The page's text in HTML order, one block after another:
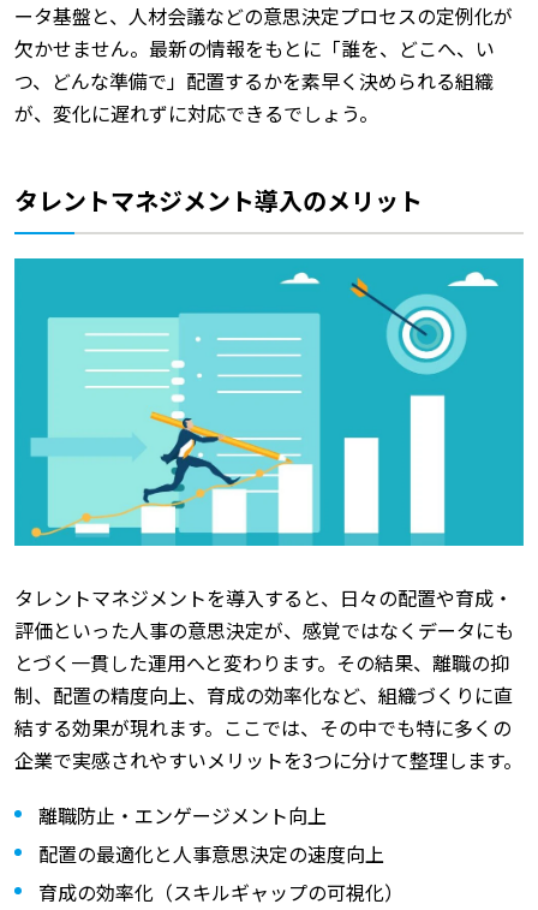
ータ基盤と、人材会議などの意思決定プロセスの定例化が
欠かせません。最新の情報をもとに「誰を、どこへ、い
つ、どんな準備で」配置するかを素早く決められる組織
が、変化に遅れずに対応できるでしょう。
タレントマネジメント導入のメリット
タレントマネジメントを導入すると、日々の配置や育成・
評価といった人事の意思決定が、感覚ではなくデータにも
とづく一貫した運用へと変わります。その結果、離職の抑
制、配置の精度向上、育成の効率化など、組織づくりに直
結する効果が現れます。ここでは、その中でも特に多くの
企業で実感されやすいメリットを3つに分けて整理します。
離職防止・エンゲージメント向上
配置の最適化と人事意思決定の速度向上
育成の効率化（スキルギャップの可視化）